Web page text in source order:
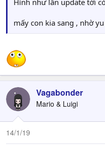
Hình như lần update tới
mấy con kia sang , nhờ
Vagabonder
Mario & Luigi
14/1/19